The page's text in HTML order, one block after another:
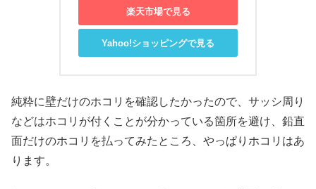
楽天市場で見る
Yahoo!ショッピングで見る
純粋に壁だけのホコリを確認したかったので、サッシ周り
などはホコリが付くことが分かっている箇所を避け、鉛直
面だけのホコリを払ってみたところ、やっぱりホコリはあ
ります。